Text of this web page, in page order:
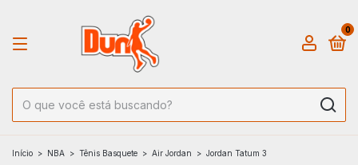
0
Início > NBA > Tênis Basquete > Air Jordan > Jordan Tatum 3